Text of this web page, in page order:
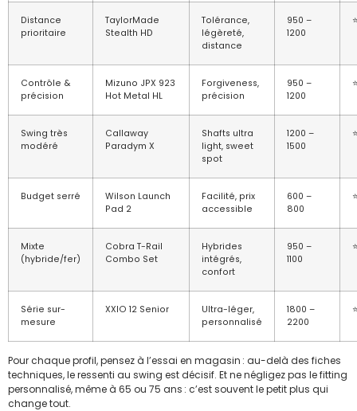
Distance
prioritaire
TaylorMade
Stealth HD
Tolérance,
légèreté,
distance
950 –
1200
Contrôle &
précision
Mizuno JPX 923
Hot Metal HL
Forgiveness,
précision
950 –
1200
Swing très
modéré
Callaway
Paradym X
Shafts ultra
light, sweet
spot
1200 –
1500
Budget serré
Wilson Launch
Pad 2
Facilité, prix
accessible
600 –
800
Mixte
(hybride/fer)
Cobra T-Rail
Combo Set
Hybrides
intégrés,
confort
950 –
1100
Série sur-
mesure
XXIO 12 Senior
Ultra-léger,
personnalisé
1800 –
2200
Pour chaque profil, pensez à l’essai en magasin : au-delà des fiches
techniques, le ressenti au swing est décisif. Et ne négligez pas le fitting
personnalisé, même à 65 ou 75 ans : c’est souvent le petit plus qui
change tout.